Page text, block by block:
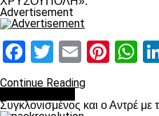
Advertisement
Facebook
Twitter
Email
Continue Reading
Συγκλονισμένος και ο Αντρέ με